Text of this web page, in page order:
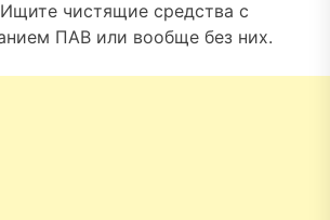
чистящие средства с
ПАВ или вообще без них.